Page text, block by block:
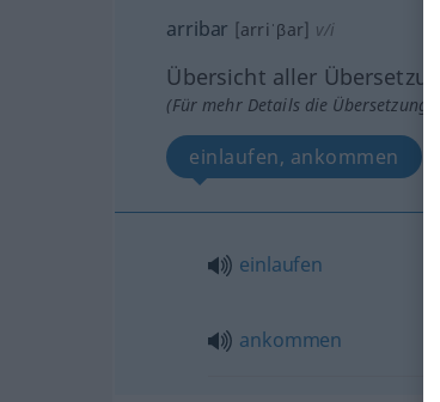
arribar [arriˈβar] v/i
Übersicht aller
(Für mehr Details die Übersetzung
einlaufen, ankommen
einlaufen
ankommen